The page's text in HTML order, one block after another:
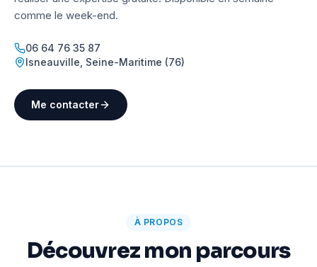
comme le week-end.
06 64 76 35 87
Isneauville Seine-Maritime (76)
Me contacter
À PROPOS
Découvrez mon parcours